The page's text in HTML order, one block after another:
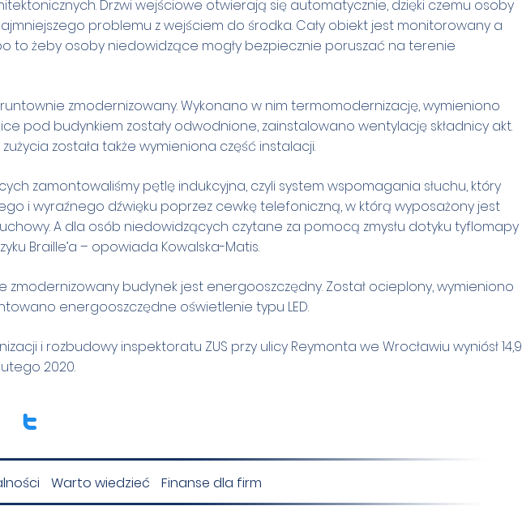
Drzwi wejściowe otwierają się automatycznie, dzięki czemu osoby
problemu z wejściem do środka. Cały obiekt jest monitorowany a
to żeby osoby niedowidzące mogły bezpiecznie poruszać na terenie
zmodernizowany. Wykonano w nim termomodernizację, wymieniono
pod budynkiem zostały odwodnione, zainstalowano wentylację składnicy akt.
została także wymieniona część instalacji.
zamontowaliśmy pętlę indukcyjna, czyli system wspomagania słuchu, który
i wyraźnego dźwięku poprzez cewkę telefoniczną, w którą wyposażony jest
A dla osób niedowidzących czytane za pomocą zmysłu dotyku tyflomapy
Braille’a – opowiada Kowalska-Matis.
zmodernizowany budynek jest energooszczędny. Został ocieplony, wymieniono
energooszczędne oświetlenie typu LED.
i rozbudowy inspektoratu ZUS przy ulicy Reymonta we Wrocławiu wyniósł 14,9
2020.
T
Warto wiedzieć Finanse dla firm